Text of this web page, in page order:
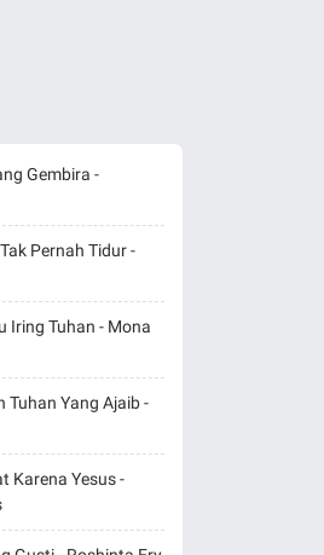
Gembira -
Pernah Tidur -
Iring Tuhan - Mona
Tuhan Yang Ajaib -
Karena Yesus -